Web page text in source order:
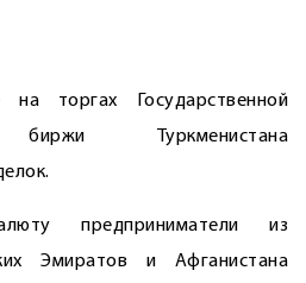
торгах Государственной
биржи Туркменистана
предприниматели из
Эмиратов и Афганистана